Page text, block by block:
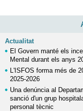
Actualitat
El Govern manté els
Mental durant els anys
L'ISFOS forma més de
2025-2026
Una denúncia al
sanció d'un grup
personal tècnic